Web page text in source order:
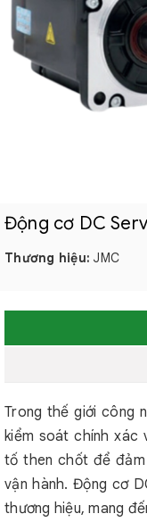
Động cơ DC
Thương hiệu: JMC
Trong thế giới công
kiểm soát chính xác
tố then chốt để
vận hành. Động cơ
thương hiệu, mang